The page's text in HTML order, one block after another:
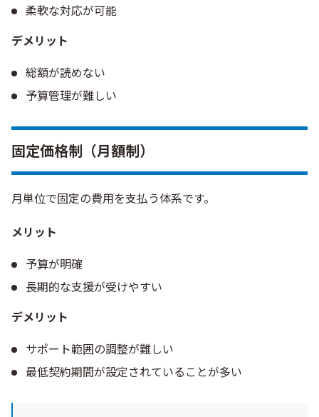
柔軟な対応が可能
デメリット
総額が読めない
予算管理が難しい
固定価格制（月額制）
月単位で固定の費用を支払う体系です。
メリット
予算が明確
長期的な支援が受けやすい
デメリット
サポート範囲の調整が難しい
最低契約期間が設定されていることが多い